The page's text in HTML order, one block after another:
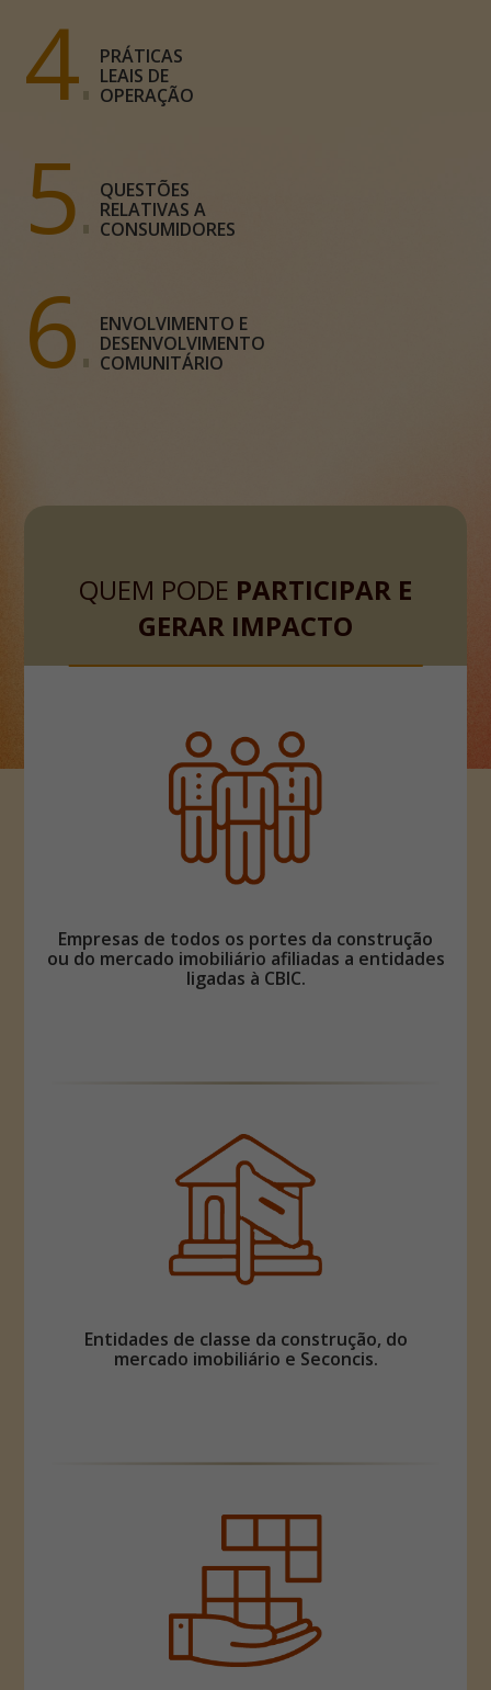
4
PRÁTICAS
LEAIS DE
OPERAÇÃO
5
QUESTÕES
RELATIVAS A
CONSUMIDORES
6
ENVOLVIMENTO E
DESENVOLVIMENTO
COMUNITÁRIO
QUEM PODE PARTICIPAR E
GERAR IMPACTO
Empresas de todos os portes da construção
ou do mercado imobiliário afiliadas a entidades
ligadas à CBIC.
Entidades de classe da construção, do
mercado imobiliário e Seconcis.